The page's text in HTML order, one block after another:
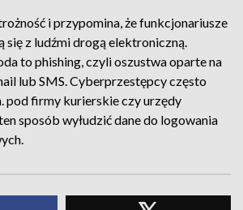
i przypomina, że funkcjonariusze
się z ludźmi drogą elektroniczną.
to phishing, czyli oszustwa oparte na
lub SMS. Cyberprzestępcy często
pod firmy kurierskie czy urzędy
sposób wyłudzić dane do logowania